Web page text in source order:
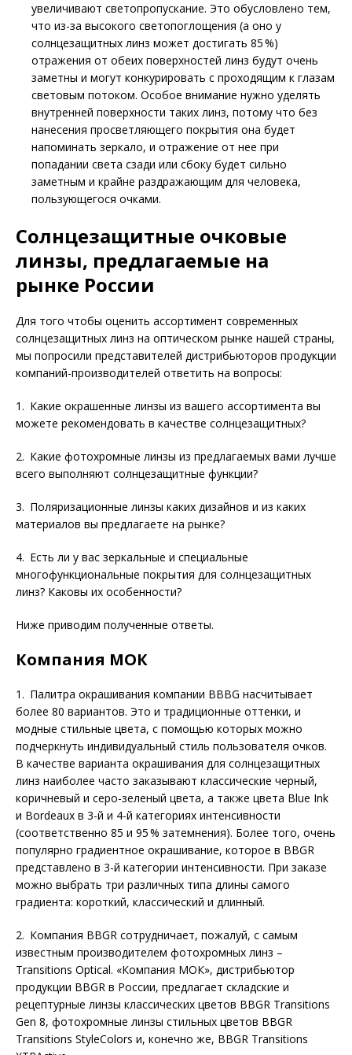
увеличивают светопропускание. Это обусловлено тем,
что из-за высокого светопоглощения (а оно у
солнцезащитных линз может достигать 85 %)
отражения от обеих поверхностей линз будут очень
заметны и могут конкурировать с проходящим к глазам
световым потоком. Особое внимание нужно уделять
внутренней поверхности таких линз, потому что без
нанесения просветляющего покрытия она будет
напоминать зеркало, и отражение от нее при
попадании света сзади или сбоку будет сильно
заметным и крайне раздражающим для человека,
пользующегося очками.
Солнцезащитные очковые
линзы, предлагаемые на
рынке России
Для того чтобы оценить ассортимент современных
солнцезащитных линз на оптическом рынке нашей страны,
мы попросили представителей дистрибьюторов продукции
компаний-производителей ответить на вопросы:
1. Какие окрашенные линзы из вашего ассортимента вы
можете рекомендовать в качестве солнцезащитных?
2. Какие фотохромные линзы из предлагаемых вами лучше
всего выполняют солнцезащитные функции?
3. Поляризационные линзы каких дизайнов и из каких
материалов вы предлагаете на рынке?
4. Есть ли у вас зеркальные и специальные
многофункциональные покрытия для солнцезащитных
линз? Каковы их особенности?
Ниже приводим полученные ответы.
Компания МОК
1. Палитра окрашивания компании BBBG насчитывает
более 80 вариантов. Это и традиционные оттенки, и
модные стильные цвета, с помощью которых можно
подчеркнуть индивидуальный стиль пользователя очков.
В качестве варианта окрашивания для солнцезащитных
линз наи­более часто заказывают классические черный,
коричневый и серо-зеленый цвета, а также цвета Blue Ink
и Bordeaux в 3-й и 4-й категориях интенсивности
(соответственно 85 и 95 % затемнения). Более того, очень
популярно градиентное окрашивание, которое в BBGR
представлено в 3-й категории интенсивности. При заказе
можно выбрать три различных типа длины самого
градиента: короткий, классический и длинный.
2. Компания BBGR сотрудничает, пожалуй, с самым
известным производителем фотохромных линз –
Transitions Optical. «Компания МОК», дистрибьютор
продукции BBGR в России, предлагает складские и
рецептурные линзы классических цветов BBGR Transitions
Gen 8, фотохромные линзы стильных цветов BBGR
Transitions StyleColors и, конечно же, BBGR Transitions